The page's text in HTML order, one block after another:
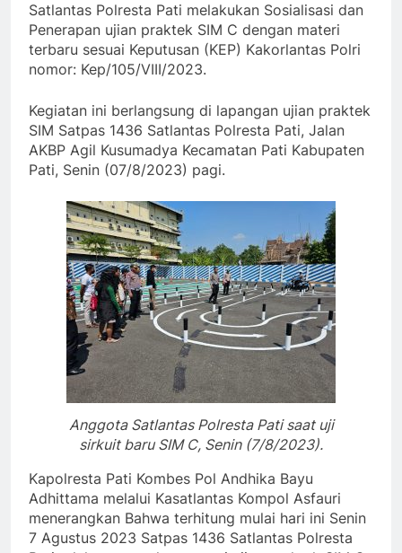
Satlantas Polresta Pati melakukan Sosialisasi dan
Penerapan ujian praktek SIM C dengan materi
terbaru sesuai Keputusan (KEP) Kakorlantas Polri
nomor: Kep/105/VIII/2023.
Kegiatan ini berlangsung di lapangan ujian praktek
SIM Satpas 1436 Satlantas Polresta Pati, Jalan
AKBP Agil Kusumadya Kecamatan Pati Kabupaten
Pati, Senin (07/8/2023) pagi.
Anggota Satlantas Polresta Pati saat uji
sirkuit baru SIM C, Senin (7/8/2023).
Kapolresta Pati Kombes Pol Andhika Bayu
Adhittama melalui Kasatlantas Kompol Asfauri
menerangkan Bahwa terhitung mulai hari ini Senin
7 Agustus 2023 Satpas 1436 Satlantas Polresta